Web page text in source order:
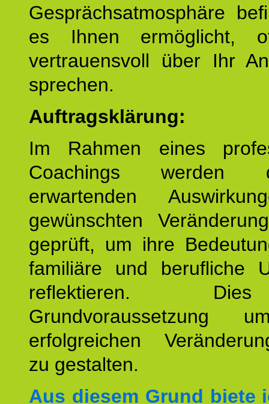
Gesprächsatmosphäre
es Ihnen ermöglicht,
vertrauensvoll über Ihr
sprechen.
Auftragsklärung:
Im Rahmen eines
Coachings
erwartenden
gewünschten
geprüft, um ihre
familiäre und berufliche
reflektieren.
Grundvoraussetzung
erfolgreichen
zu gestalten.
Aus diesem Grund biete